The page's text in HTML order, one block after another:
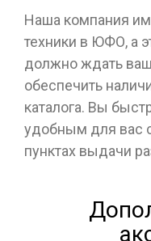
Наша компания
техники в ЮФО, а
должно ждать
обеспечить
каталога. Вы
удобным для вас
пунктах выдачи